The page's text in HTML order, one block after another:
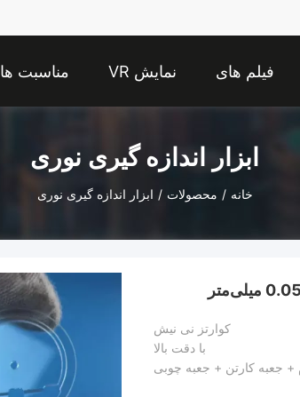
فیلم های نمایش VR مناسبت ها
ابزار اندازه گیری نوری
خانه / محصولات / ابزار اندازه گیری نوری
کوارتز نی نیش
با دقت بالا
+ جعبه کارتن + جعبه چوبی